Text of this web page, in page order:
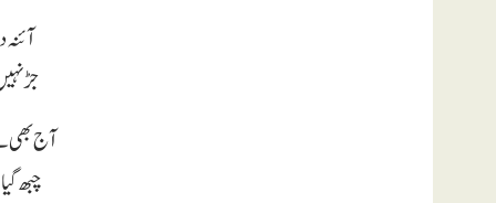
جڑ
آج بھی
چبھ